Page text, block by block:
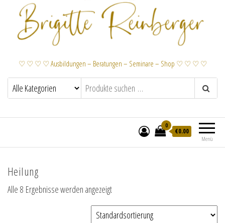
♡ ♡ ♡ ♡ Ausbildungen – Beratungen – Seminare – Shop ♡ ♡ ♡ ♡
Menü
0
€0.00
Heilung
Alle 8 Ergebnisse werden angezeigt